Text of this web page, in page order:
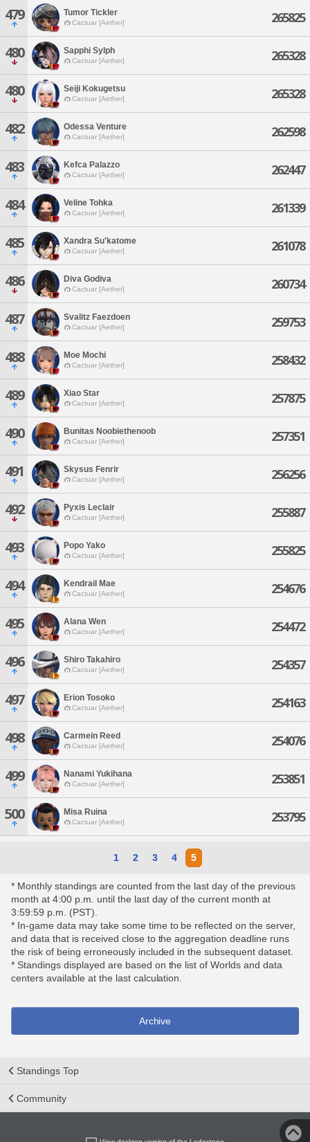
479 Tumor Tickler
Cactuar [Aether] 265825
480 Sapphi Sylph
Cactuar [Aether] 265328
480 Seiji Kokugetsu
Cactuar [Aether] 265328
482 Odessa Venture
Cactuar [Aether] 262598
483 Kefca Palazzo
Cactuar [Aether] 262447
484 Veline Tohka
Cactuar [Aether] 261339
485 Xandra Su'katome
Cactuar [Aether] 261078
486 Diva Godiva
Cactuar [Aether] 260734
487 Svalitz Faezdoen
Cactuar [Aether] 259753
488 Moe Mochi
Cactuar [Aether] 258432
489 Xiao Star
Cactuar [Aether] 257875
490 Bunitas Noobiethenoob
Cactuar [Aether] 257351
491 Skysus Fenrir
Cactuar [Aether] 256256
492 Pyxis Leclair
Cactuar [Aether] 255887
493 Popo Yako
Cactuar [Aether] 255825
494 Kendrail Mae
Cactuar [Aether] 254676
495 Alana Wen
Cactuar [Aether] 254472
496 Shiro Takahiro
Cactuar [Aether] 254357
497 Erion Tosoko
Cactuar [Aether] 254163
498 Carmein Reed
Cactuar [Aether] 254076
499 Nanami Yukihana
Cactuar [Aether] 253851
500 Misa Ruina
Cactuar [Aether] 253795
1 2 3 4 5
* Monthly standings are counted from the last day of the previous
month at 4:00 p.m. until the last day of the current month at
3:59:59 p.m. (PST).
* In-game data may take some time to be reflected on the server,
and data that is received close to the aggregation deadline runs
the risk of being erroneously included in the subsequent dataset.
* Standings displayed are based on the list of Worlds and data
centers available at the last calculation.
Archive
Standings Top
Community